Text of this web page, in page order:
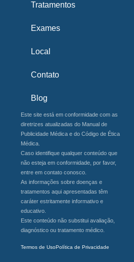
Tratamentos
Exames
Local
Contato
Blog
Este site está em conformidade com as
diretrizes atualizadas do Manual de
Publicidade Médica e do Código de Ética
Médica.
Caso identifique qualquer conteúdo que
não esteja em conformidade, por favor,
entre em contato conosco.
As informações sobre doenças e
tratamentos aqui apresentadas têm
caráter estritamente informativo e
educativo.
Este conteúdo não substitui avaliação,
diagnóstico ou tratamento médico.
Termos de UsoPolítica de Privacidade